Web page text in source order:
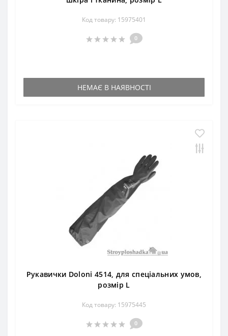
Код товару: 15975401
0
НЕМАЄ В НАЯВНОСТІ
Рукавички Doloni 4514, для спеціальних умов,
розмір L
Код товару: 15975445
0